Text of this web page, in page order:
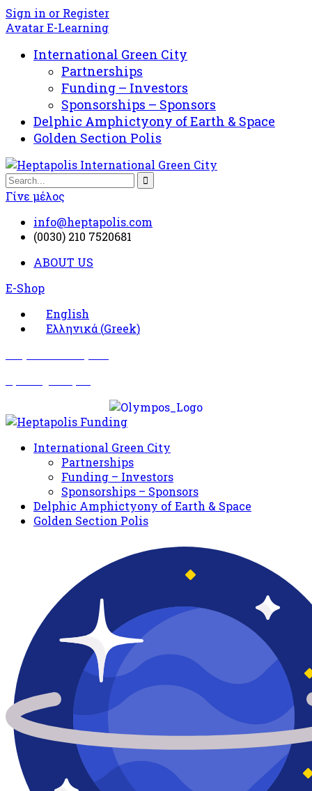
Sign in or Register
Avatar E-Learning
International Green City
Partnerships
Funding – Investors
Sponsorships – Sponsors
Delphic Amphictyony of Earth & Space
Golden Section Polis
Γίνε μέλος
info@heptapolis.com
(0030) 210 7520681
ABOUT US
E-Shop
English
Ελληνικά (Greek)
International Green City
Partnerships
Funding – Investors
Sponsorships – Sponsors
Delphic Amphictyony of Earth & Space
Golden Section Polis